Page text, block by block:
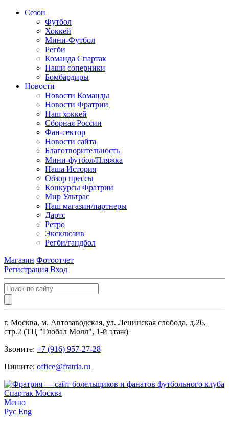
Сезон
Футбол
Хоккей
Мини-Футбол
Регби
Команда Спартак
Наши соперники
Бомбардиры
Новости
Новости Команды
Новости Фратрии
Наш хоккей
Сборная России
Фан-cектор
Новости сайта
Благотворительность
Мини-футбол/Пляжка
Наша История
Обзор прессы
Конкурсы Фратрии
Мир Ультрас
Наш магазин/партнеры
Дартс
Ретро
Эксклюзив
Регби/гандбол
Магазин Фотоотчет
Регистрация Вход
г. Москва, м. Автозаводская, ул. Ленинская слобода, д.26,
стр.2 (ТЦ "Глобал Молл", 1-й этаж)
Звоните: +7 (916) 957-27-28
Пишите: office@fratria.ru
Меню
Рус Eng